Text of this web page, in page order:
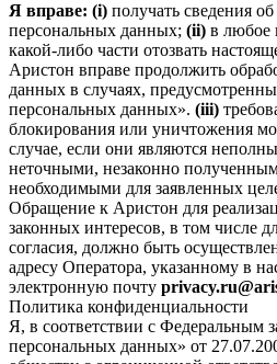
Я вправе: (i) получать сведения
персональных данных; (ii) в любое
какой-либо части отозвать
Аристон вправе продолжить
данных в случаях,
персональных данных». (iii)
блокирования или уничтожения
случае, если они являются
неточными, незаконно
необходимыми для заявленных
Обращение к Аристон для
законных интересов, в том числе
согласия, должно быть
адресу Оператора, указанному в
электронную почту
Политика конфиденциальности
Я, в соответствии с
персональных данных» от